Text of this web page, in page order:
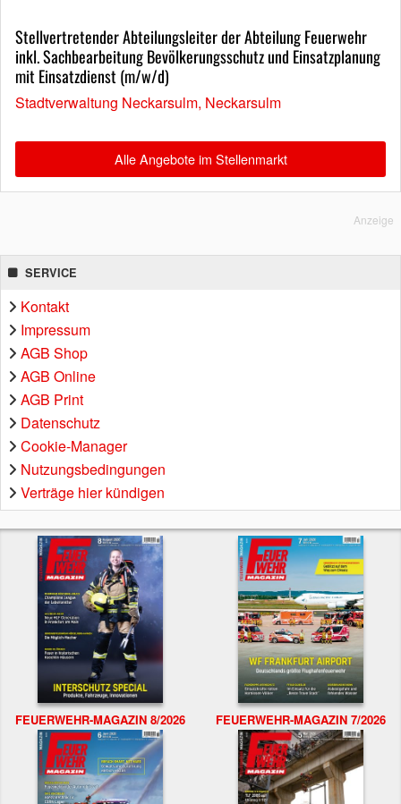
Stellvertretender Abteilungsleiter der Abteilung Feuerwehr
inkl. Sachbearbeitung Bevölkerungsschutz und Einsatzplanung
mit Einsatzdienst (m/w/d)
Stadtverwaltung Neckarsulm, Neckarsulm
Alle Angebote im Stellenmarkt
Anzeige
SERVICE
Kontakt
Impressum
AGB Shop
AGB Online
AGB Print
Datenschutz
Cookie-Manager
Nutzungsbedingungen
Verträge hier kündigen
FEUERWEHR-MAGAZIN 8/2026 FEUERWEHR-MAGAZIN 7/2026